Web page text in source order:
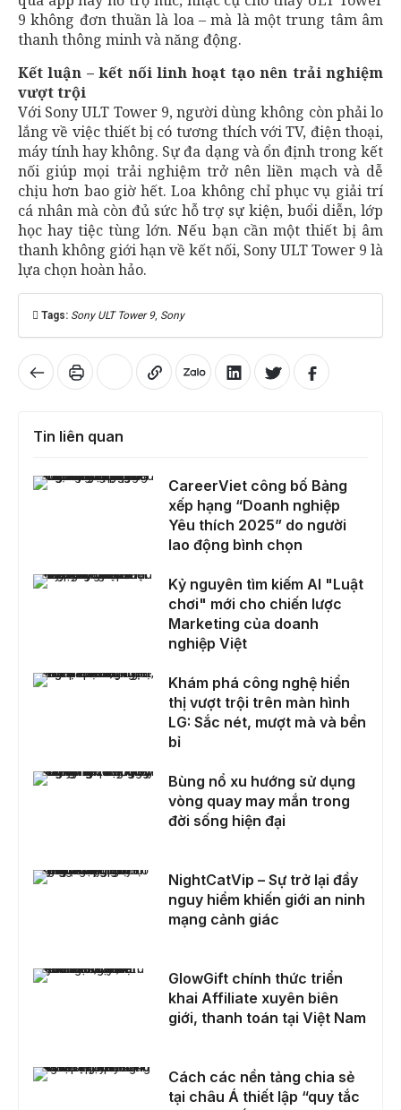
9 không đơn thuần là loa – mà là một trung tâm âm
thanh thông minh và năng động.
Kết luận – kết nối linh hoạt tạo nên trải nghiệm
vượt trội
Với Sony ULT Tower 9, người dùng không còn phải lo
lắng về việc thiết bị có tương thích với TV, điện thoại,
máy tính hay không. Sự đa dạng và ổn định trong kết
nối giúp mọi trải nghiệm trở nên liền mạch và dễ
chịu hơn bao giờ hết. Loa không chỉ phục vụ giải trí
cá nhân mà còn đủ sức hỗ trợ sự kiện, buổi diễn, lớp
học hay tiệc tùng lớn. Nếu bạn cần một thiết bị âm
thanh không giới hạn về kết nối, Sony ULT Tower 9 là
lựa chọn hoàn hảo.
Tags: Sony ULT Tower 9, Sony
Tin liên quan
CareerViet công bố Bảng xếp hạng “Doanh nghiệp Yêu thích 2025” do người lao động bình chọn
CareerViet công bố Bảng
xếp hạng “Doanh nghiệp
Yêu thích 2025” do người
lao động bình chọn
Kỷ nguyên tìm kiếm AI "Luật chơi" mới cho chiến lược Marketing của doanh nghiệp Việt
Kỷ nguyên tìm kiếm AI "Luật
chơi" mới cho chiến lược
Marketing của doanh
nghiệp Việt
Khám phá công nghệ hiển thị vượt trội trên màn hình LG: Sắc nét, mượt mà và bền bỉ
Khám phá công nghệ hiển
thị vượt trội trên màn hình
LG: Sắc nét, mượt mà và bền
bỉ
Bùng nổ xu hướng sử dụng vòng quay may mắn trong đời sống hiện đại
Bùng nổ xu hướng sử dụng
vòng quay may mắn trong
đời sống hiện đại
NightCatVip – Sự trở lại đầy nguy hiểm khiến giới an ninh mạng cảnh giác
NightCatVip – Sự trở lại đầy
nguy hiểm khiến giới an ninh
mạng cảnh giác
GlowGift chính thức triển khai Affiliate xuyên biên giới, thanh toán tại Việt Nam
GlowGift chính thức triển
khai Affiliate xuyên biên
giới, thanh toán tại Việt Nam
Cách các nền tảng chia sẻ tại châu Á thiết lập “quy tắc cho lòng tốt”
Cách các nền tảng chia sẻ
tại châu Á thiết lập “quy tắc